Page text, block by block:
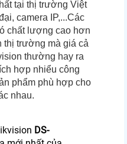
tại thị trường Việt
camera IP,...Các
chất lượng cao hơn
thị trường mà giá cả
thường hay ra
hợp nhiểu công
phẩm phù hợp cho
nhau.
DS-